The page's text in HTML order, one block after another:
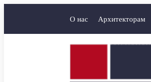
О нас Архитекторам